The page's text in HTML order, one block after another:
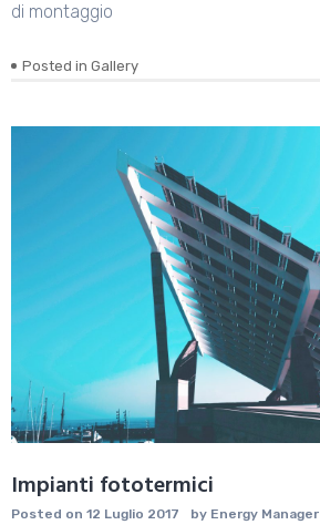
di montaggio
Posted in Gallery
Impianti fototermici
Posted on 12 Luglio 2017 by Energy Manager